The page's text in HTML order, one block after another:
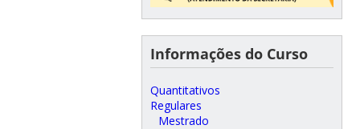
Informações do Curso
Quantitativos
Regulares
Mestrado